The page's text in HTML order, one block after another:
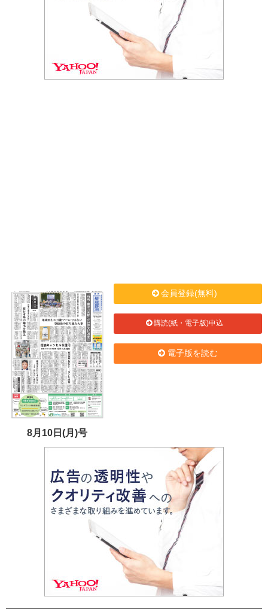
8月10日(月)号
会員登録(無料)
購読(紙・電子版)申込
電子版を読む